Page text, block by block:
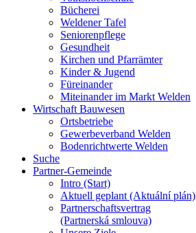
Bücherei
Weldener Tafel
Seniorenpflege
Gesundheit
Kirchen und Pfarrämter
Kinder & Jugend
Füreinander
Miteinander im Markt Welden
Wirtschaft Bauwesen
Ortsbetriebe
Gewerbeverband Welden
Bodenrichtwerte Welden
Suche
Partner-Gemeinde
Intro (Start)
Aktuell geplant (Aktuální plán)
Partnerschaftsvertrag
(Partnerská smlouva)